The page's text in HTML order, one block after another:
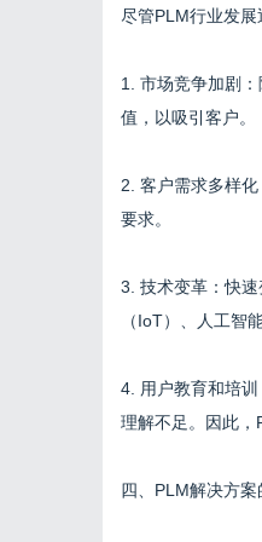
尽管PLM行业发展
1. 市场竞争加剧
值，以吸引客户。
2. 客户需求多样
要求。
3. 技术变革：快
（IoT）、人工智
4. 用户教育和培
理解不足。因此
四、PLM解决方